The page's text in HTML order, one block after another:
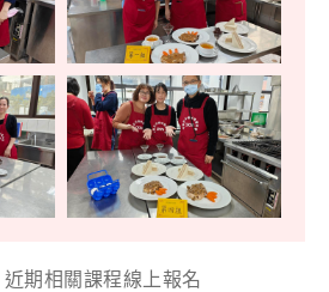
近期相關課程線上報名